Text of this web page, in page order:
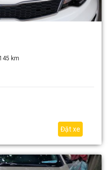
145 km
Đặt xe